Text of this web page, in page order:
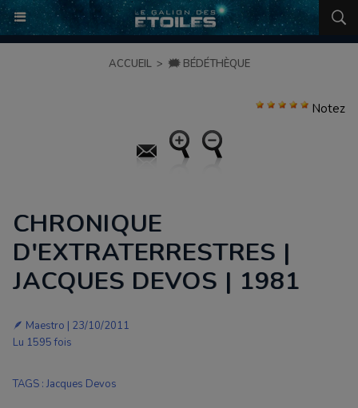
ACCUEIL > 🗯️ BÉDÉTHÈQUE
Notez
CHRONIQUE
D'EXTRATERRESTRES |
JACQUES DEVOS | 1981
🪶 Maestro | 23/10/2011
Lu 1595 fois
TAGS : Jacques Devos